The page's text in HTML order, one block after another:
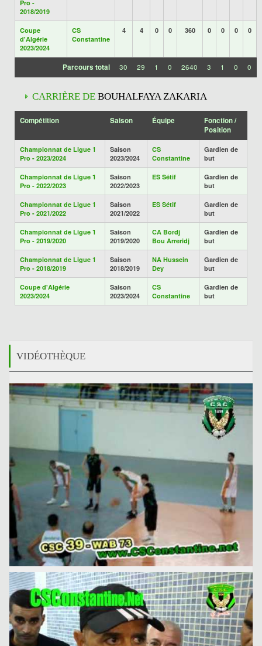
Pro -
2018/2019
Coupe
d'Algérie
2023/2024
CS
Constantine
4 4 0 0 360 0 0 0 0
Parcours total 30 29 1 0 2640 3 1 0 0
CARRIÈRE DE BOUHALFAYA ZAKARIA
Compétition Saison Équipe
Fonction /
Position
Championnat de Ligue 1
Pro - 2023/2024
Saison
2023/2024
CS
Constantine
Gardien de
but
Championnat de Ligue 1
Pro - 2022/2023
Saison
2022/2023
ES Sétif
Gardien de
but
Championnat de Ligue 1
Pro - 2021/2022
Saison
2021/2022
ES Sétif
Gardien de
but
Championnat de Ligue 1
Pro - 2019/2020
Saison
2019/2020
CA Bordj
Bou Arreridj
Gardien de
but
Championnat de Ligue 1
Pro - 2018/2019
Saison
2018/2019
NA Hussein
Dey
Gardien de
but
Coupe d'Algérie
2023/2024
Saison
2023/2024
CS
Constantine
Gardien de
but
VIDÉOTHÈQUE